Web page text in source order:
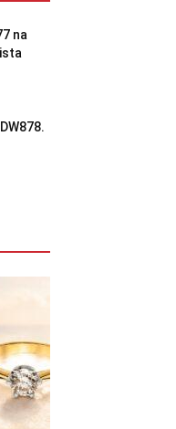
na